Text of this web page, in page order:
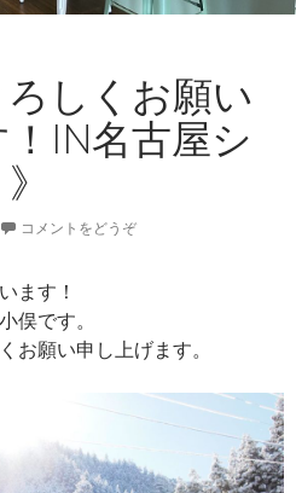
しくお願い
IN名古屋シ
コメントをどうぞ
ます！
俣です。
お願い申し上げます。